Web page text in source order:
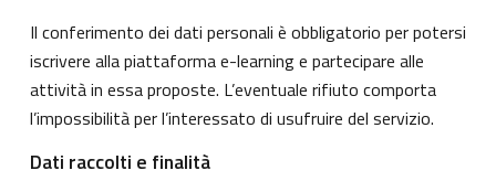
Il conferimento dei dati personali è obbligatorio per potersi
iscrivere alla piattaforma e-learning e partecipare alle
attività in essa proposte. L’eventuale rifiuto comporta
l’impossibilità per l’interessato di usufruire del servizio.
Dati raccolti e finalità